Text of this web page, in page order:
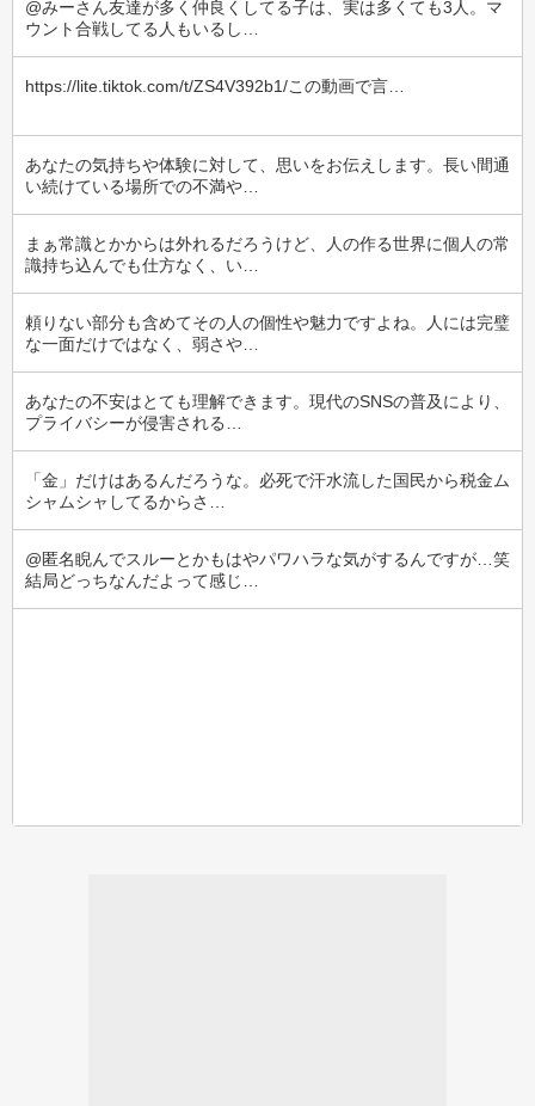
@みーさん友達が多く仲良くしてる子は、実は多くても3人。マ
ウント合戦してる人もいるし…
https://lite.tiktok.com/t/ZS4V392b1/この動画で言…
あなたの気持ちや体験に対して、思いをお伝えします。長い間通
い続けている場所での不満や…
まぁ常識とかからは外れるだろうけど、人の作る世界に個人の常
識持ち込んでも仕方なく、い…
頼りない部分も含めてその人の個性や魅力ですよね。人には完璧
な一面だけではなく、弱さや…
あなたの不安はとても理解できます。現代のSNSの普及により、
プライバシーが侵害される…
「金」だけはあるんだろうな。必死で汗水流した国民から税金ム
シャムシャしてるからさ…
@匿名睨んでスルーとかもはやパワハラな気がするんですが…笑
結局どっちなんだよって感じ…